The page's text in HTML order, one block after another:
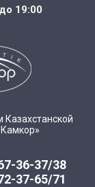
19:00
Казахстанской
36-37/38
37-65/71